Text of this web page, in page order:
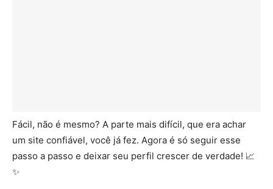
Fácil, não é mesmo? A parte mais difícil, que era achar
um site confiável, você já fez. Agora é só seguir esse
passo a passo e deixar seu perfil crescer de verdade! 📈
✨